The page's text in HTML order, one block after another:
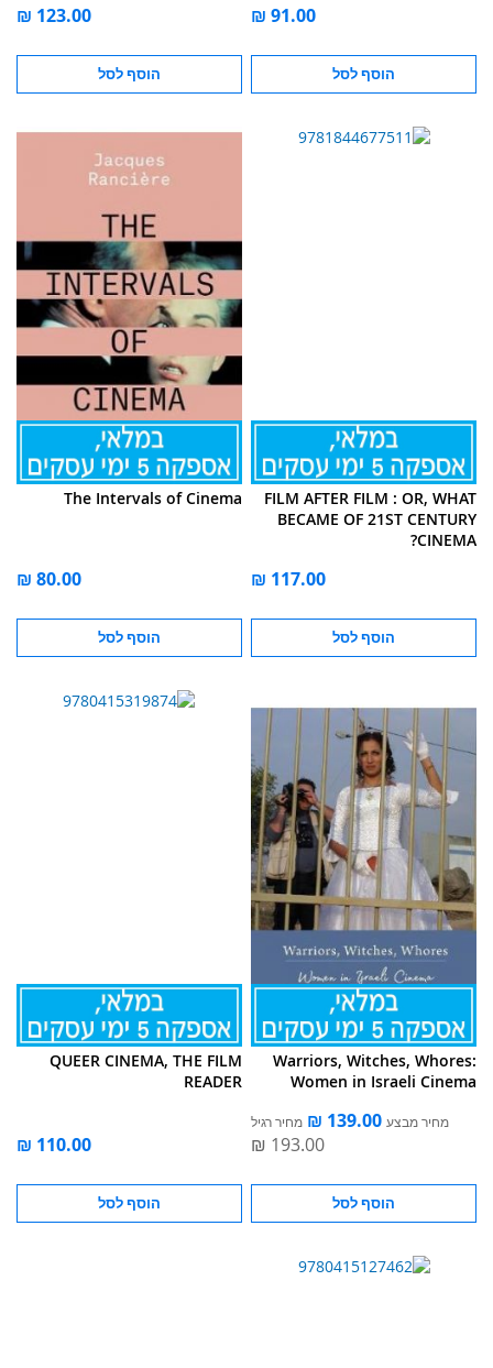
הוסף לסל הוסף לסל
FILM AFTER FILM : OR, WHAT
BECAME OF 21ST CENTURY
CINEMA?
הוסף לסל
The Intervals of Cinema
הוסף לסל
Warriors, Witches, Whores:
Women in Israeli Cinema
מחיר מבצע מחיר רגיל
הוסף לסל
QUEER CINEMA, THE FILM
READER
הוסף לסל